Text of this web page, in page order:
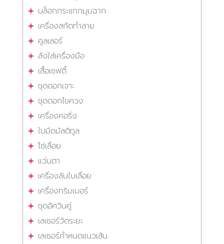
บล็อกกระแทกมุมฉาก
เครื่องสกัดทำลาย
คูลเลอร์
ลังใส่เครื่องมือ
เสื้อเซฟตี้
ชุดดอกเจาะ
ชุดดอกไขควง
เครื่องคอริ่ง
ใบมีดมัลติทูล
โซ่เลื่อย
แว่นตา
เครื่องลับใบเลื่อย
เครื่องทริมเมอร์
ชุดอัศวินคู่
เลเซอร์วัดระยะ
เลเซอร์กำหนดแนวเส้น